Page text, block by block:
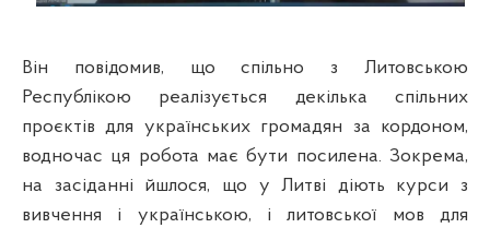
Він повідомив, що спільно з Литовською
Республікою реалізується декілька спільних
проєктів для українських громадян за кордоном,
водночас ця робота має бути посилена. Зокрема,
на засіданні йшлося, що у Литві діють курси з
вивчення і українською, і литовської мов для